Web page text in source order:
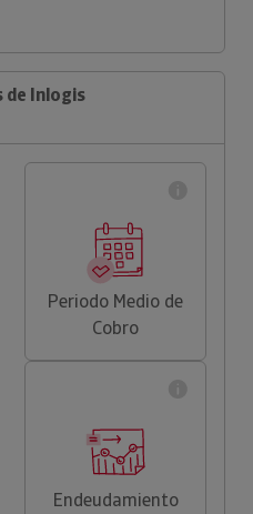
de Inlogis
Periodo Medio de
Cobro
Endeudamiento